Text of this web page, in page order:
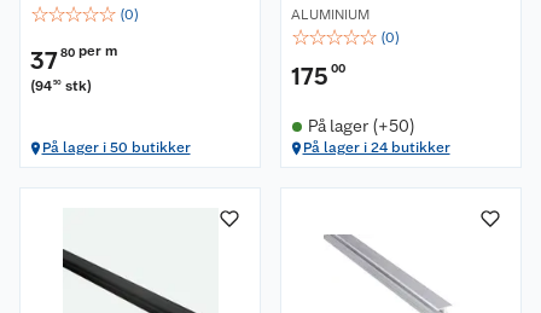
☆☆☆☆☆ (0)
3780 per m
(9450 stk)
På lager i 50 butikker
ALUMINIUM
☆☆☆☆☆ (0)
175 00
På lager (+50)
På lager i 24 butikker